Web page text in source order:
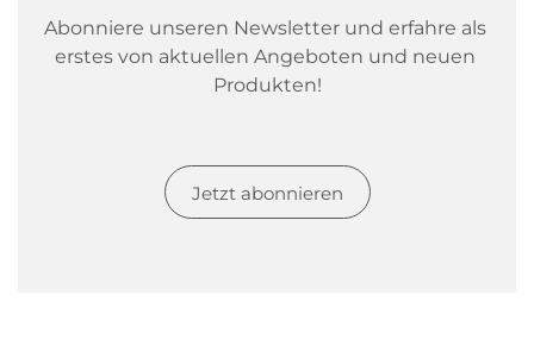
Abonniere unseren Newsletter und erfahre als
erstes von aktuellen Angeboten und neuen
Produkten!
Jetzt abonnieren